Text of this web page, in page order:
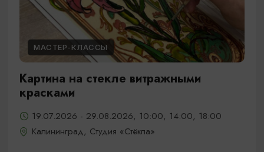
МАСТЕР-КЛАССЫ
Картина на стекле витражными
красками
19.07.2026 - 29.08.2026, 10:00, 14:00, 18:00
Калининград, Студия «Стёкла»